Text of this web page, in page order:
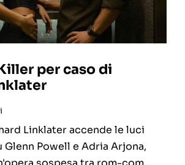
per caso di
Linklater accende le luci
Powell e Adria Arjona,